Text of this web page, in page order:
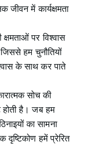
जीवन में कार्यक्षमता
पर विश्वास
हम चुनौतियों
के साथ कर पाते
सोच की
है। जब हम
का सामना
दृष्टिकोण हमें प्रेरित